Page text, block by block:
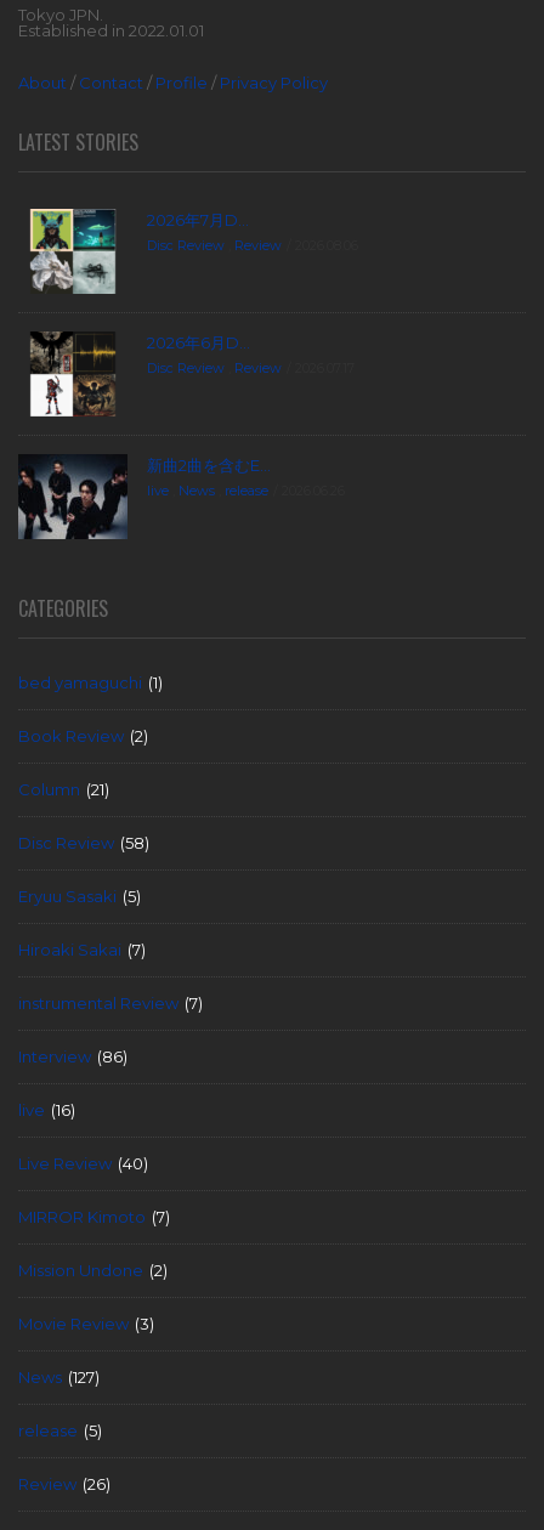
Tokyo JPN.
Established in 2022.01.01
About/Contact/Profile /Privacy Policy
LATEST STORIES
2026年7月D...
Disc Review Review
2026年6月D...
Disc Review Review
新曲2曲を含むE...
live News release
CATEGORIES
bed yamaguchi (1)
Book Review (2)
Column (21)
Disc Review (58)
Eryuu Sasaki (5)
Hiroaki Sakai (7)
instrumental Review (7)
Interview (86)
live (16)
Live Review (40)
MIRROR Kimoto (7)
Mission Undone (2)
Movie Review (3)
News (127)
release (5)
Review (26)